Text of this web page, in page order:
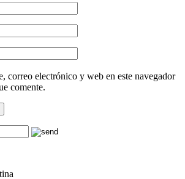
correo electrónico y web en este navegador
comente.